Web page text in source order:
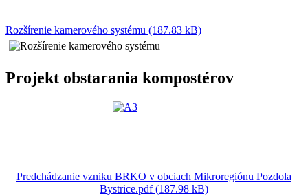
Rozšírenie kamerového systému (187.83 kB)
Projekt obstarania kompostérov
Predchádzanie vzniku BRKO v obciach Mikroregiónu Pozdola
Bystrice.pdf (187.98 kB)